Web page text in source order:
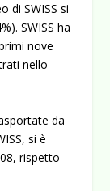
di SWISS si
SWISS ha
nove
nello
da
si è
rispetto